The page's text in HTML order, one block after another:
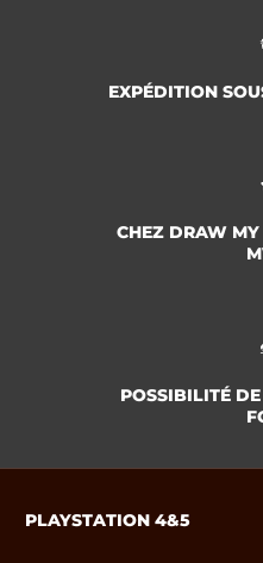
EXPÉDITION
CHEZ DRAW
POSSIBILITÉ
PLAYSTATION 4&5